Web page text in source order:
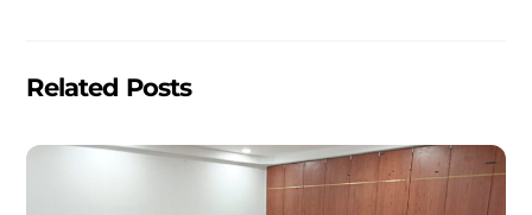
k
Related Posts